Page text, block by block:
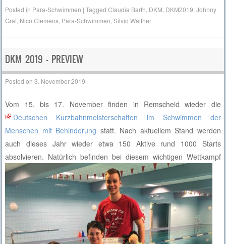
Posted in Para-Schwimmen |TaggedClaudia Barth DKM DKM2019 ,Johnny
Graf Nico Clemens Para-Schwimmen ,Silvio Walther
DKM 2019 – PREVIEW
Posted on3. November 2019
Vom 15. bis 17. November finden in Remscheid wieder die
Deutschen Kurzbahnmeisterschaften im Schwimmen der
Menschen mit Behinderung statt. Nach aktuellem Stand werden
auch dieses Jahr wieder etwa 150 Aktive rund 1000 Starts
absolvieren. Natürlich befinden bei diesem wichtigen Wettkampf